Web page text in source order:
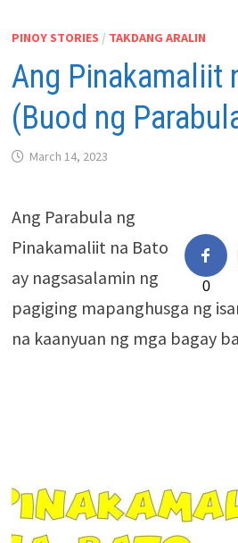
PINOY STORIES / TAKDANG ARALIN
Ang Pinakamaliit
(Buod ng
March 14, 2023
0
Ang Parabula ng
Pinakamaliit na Bato
ay nagsasalamin ng
pagiging mapanghusga ng
na kaanyuan ng mga bagay